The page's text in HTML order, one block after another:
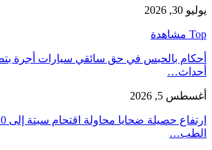
يوليو 30, 2026
Top مشاهدة
أحكام بالحبس في حق سائقي سيارات أجرة
أحداث…
أغسطس 5, 2026
الطب…